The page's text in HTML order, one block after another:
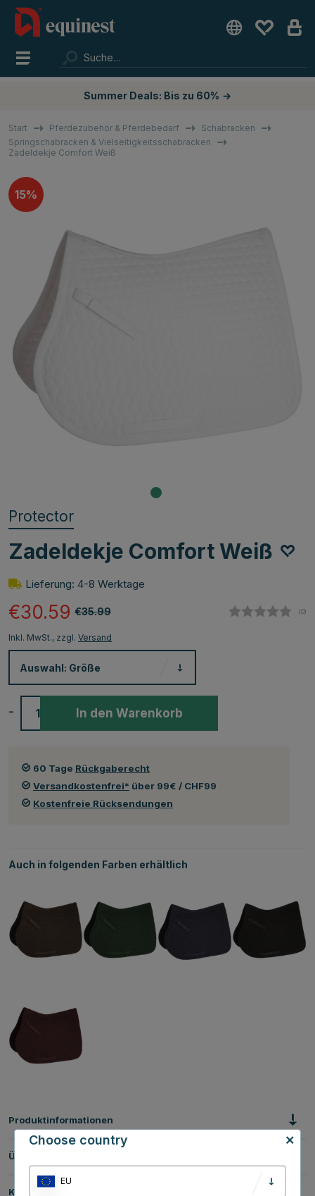
Summer Deals: Bis zu 60% →
Start Pferdezubehör & Pferdebedarf
Schabracken
Springschabracken & Vielseitigkeitsschabracken
Zadeldekje Comfort Weiß
15%
Protector
Zadeldekje Comfort Weiß
Lieferung: 4-8 Werktage
€35.99
€30.59 (0)
Inkl. MwSt., zzgl. Versand
Auswahl: Größe
- In den Warenkorb
60 Tage Rückgaberecht
Versandkostenfrei* über 99€ / CHF99
Kostenfreie Rücksendungen
Auch in folgenden Farben erhältlich
Produktinformationen
Über die Marke
Kundenbewertungen
Choose country
EU